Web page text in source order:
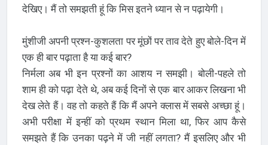
देखिए। मैं तो समझती हूं कि मिस इतने ध्यान से न पढ़ायेगी।
मुंशीजी अपनी प्रश्न-कुशलता पर मूंछों पर ताव देते हुए बोले-दिन में
एक ही बार पढ़ाता है या कई बार?
निर्मला अब भी इन प्रश्नों का आशय न समझी। बोली-पहले तो
शाम ही को पढ़ा देते थे, अब कई दिनों से एक बार आकर लिखना भी
देख लेते हैं। वह तो कहते हैं कि मैं अपने क्लास में सबसे अच्छा हूं।
अभी परीक्षा में इन्हीं को प्रथम स्थान मिला था, फिर आप कैसे
समझते हैं कि उनका पढ़ने में जी नहीं लगता? मैं इसलिए और भी